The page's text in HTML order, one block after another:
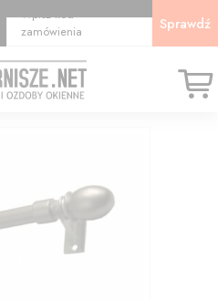
Wpisz kod
zamówienia
Sprawdź